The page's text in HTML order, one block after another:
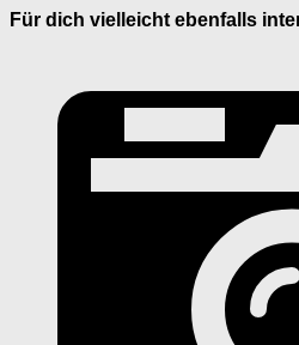
Für dich vielleicht ebenfalls